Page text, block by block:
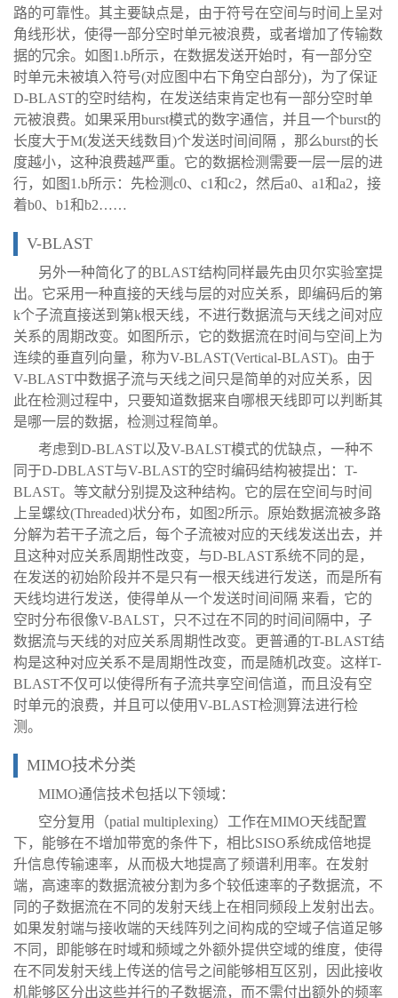
路的可靠性。其主要缺点是，由于符号在空间与时间上呈对
角线形状，使得一部分空时单元被浪费，或者增加了传输数
据的冗余。如图1.b所示，在数据发送开始时，有一部分空
时单元未被填入符号(对应图中右下角空白部分)，为了保证
D-BLAST的空时结构，在发送结束肯定也有一部分空时单
元被浪费。如果采用burst模式的数字通信，并且一个burst的
长度大于M(发送天线数目)个发送时间间隔 ，那么burst的长
度越小，这种浪费越严重。它的数据检测需要一层一层的进
行，如图1.b所示：先检测c0、c1和c2，然后a0、a1和a2，接
着b0、b1和b2……
V-BLAST
另外一种简化了的BLAST结构同样最先由贝尔实验室提
出。它采用一种直接的天线与层的对应关系，即编码后的第
k个子流直接送到第k根天线，不进行数据流与天线之间对应
关系的周期改变。如图所示，它的数据流在时间与空间上为
连续的垂直列向量，称为V-BLAST(Vertical-BLAST)。由于
V-BLAST中数据子流与天线之间只是简单的对应关系，因
此在检测过程中，只要知道数据来自哪根天线即可以判断其
是哪一层的数据，检测过程简单。
考虑到D-BLAST以及V-BALST模式的优缺点，一种不
同于D-DBLAST与V-BLAST的空时编码结构被提出：T-
BLAST。等文献分别提及这种结构。它的层在空间与时间
上呈螺纹(Threaded)状分布，如图2所示。原始数据流被多路
分解为若干子流之后，每个子流被对应的天线发送出去，并
且这种对应关系周期性改变，与D-BLAST系统不同的是，
在发送的初始阶段并不是只有一根天线进行发送，而是所有
天线均进行发送，使得单从一个发送时间间隔 来看，它的
空时分布很像V-BALST，只不过在不同的时间间隔中，子
数据流与天线的对应关系周期性改变。更普通的T-BLAST结
构是这种对应关系不是周期性改变，而是随机改变。这样T-
BLAST不仅可以使得所有子流共享空间信道，而且没有空
时单元的浪费，并且可以使用V-BLAST检测算法进行检
测。
MIMO技术分类
MIMO通信技术包括以下领域：
空分复用（patial multiplexing）工作在MIMO天线配置
下，能够在不增加带宽的条件下，相比SISO系统成倍地提
升信息传输速率，从而极大地提高了频谱利用率。在发射
端，高速率的数据流被分割为多个较低速率的子数据流，不
同的子数据流在不同的发射天线上在相同频段上发射出去。
如果发射端与接收端的天线阵列之间构成的空域子信道足够
不同，即能够在时域和频域之外额外提供空域的维度，使得
在不同发射天线上传送的信号之间能够相互区别，因此接收
机能够区分出这些并行的子数据流，而不需付出额外的频率